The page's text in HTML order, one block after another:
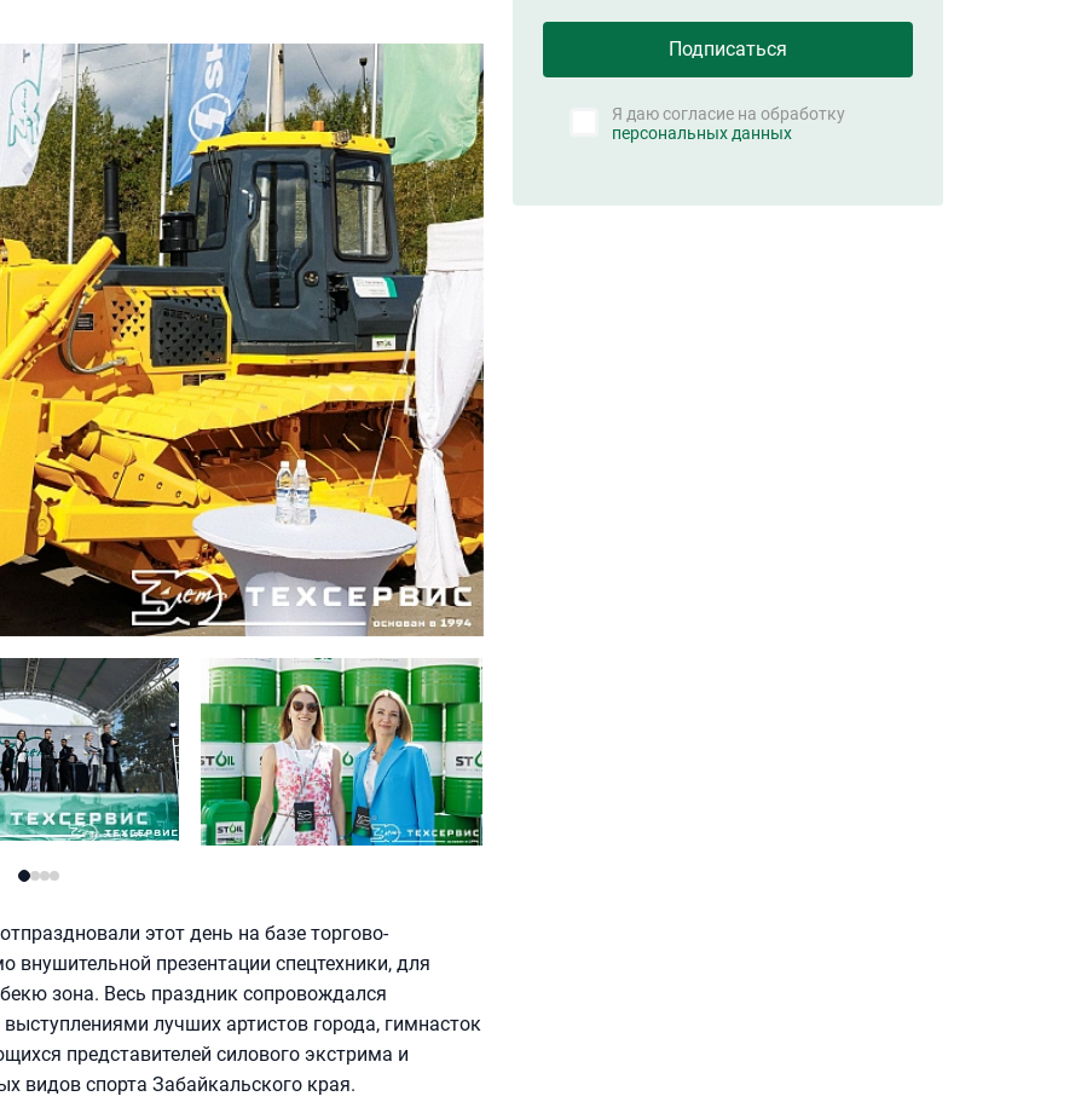
этот день на базе торгово-
презентации спецтехники, для
зона. Весь праздник сопровождался
лучших артистов города, гимнасток
представителей силового экстрима и
видов спорта Забайкальского края.
Я даю согласие на обработку
персональных данных